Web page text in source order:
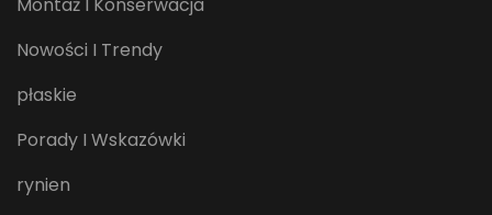
Montaż I Konserwacja
Nowości I Trendy
płaskie
Porady I Wskazówki
rynien